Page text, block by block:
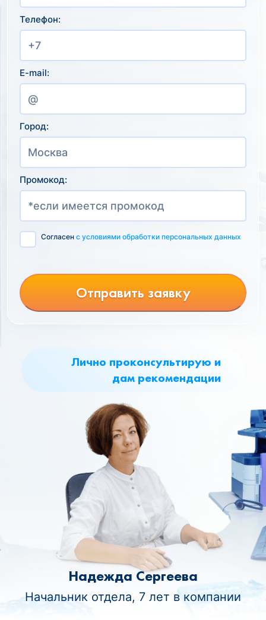
Лично проконсультирую и
дам рекомендации
Надежда Сергеева
Начальник отдела, 7 лет в компании
Телефон:
E-mail:
Город:
Промокод:
Согласен с условиями обработки персональных данных
Отправить заявку